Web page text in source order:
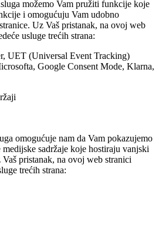
možemo Vam pružiti funkcije koje
i omogućuju Vam udobno
Uz Vaš pristanak, na ovoj web
usluge trećih strana:
UET (Universal Event Tracking)
Google Consent Mode, Klarna,
omogućuje nam da Vam pokazujemo
sadržaje koje hostiraju vanjski
pristanak, na ovoj web stranici
trećih strana: